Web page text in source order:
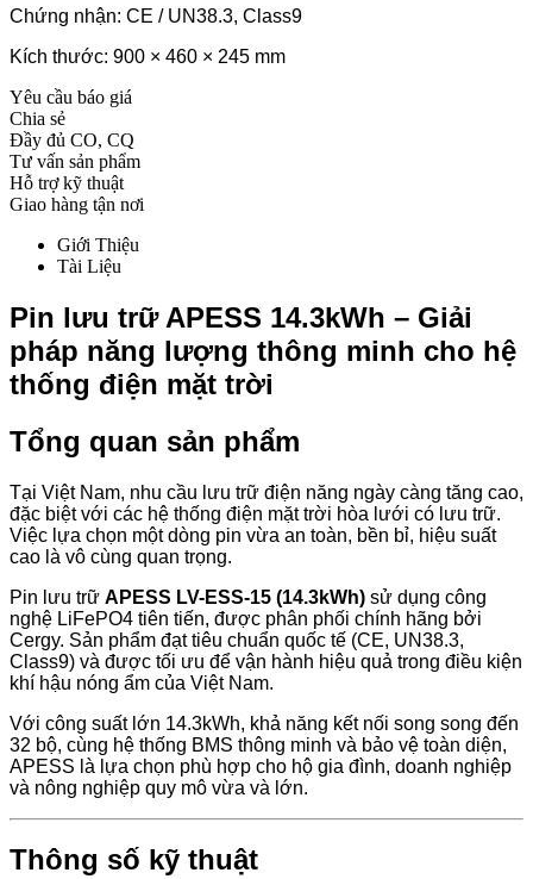
Chứng nhận: CE / UN38.3, Class9
Kích thước: 900 × 460 × 245 mm
Yêu cầu báo giá
Chia sẻ
Đầy đủ CO, CQ
Tư vấn sản phẩm
Hỗ trợ kỹ thuật
Giao hàng tận nơi
Giới Thiệu
Tài Liệu
Pin lưu trữ APESS 14.3kWh – Giải
pháp năng lượng thông minh cho hệ
thống điện mặt trời
Tổng quan sản phẩm
Tại Việt Nam, nhu cầu lưu trữ điện năng ngày càng tăng cao,
đặc biệt với các hệ thống điện mặt trời hòa lưới có lưu trữ.
Việc lựa chọn một dòng pin vừa an toàn, bền bỉ, hiệu suất
cao là vô cùng quan trọng.
Pin lưu trữ APESS LV-ESS-15 (14.3kWh) sử dụng công
nghệ LiFePO4 tiên tiến, được phân phối chính hãng bởi
Cergy. Sản phẩm đạt tiêu chuẩn quốc tế (CE, UN38.3,
Class9) và được tối ưu để vận hành hiệu quả trong điều kiện
khí hậu nóng ẩm của Việt Nam.
Với công suất lớn 14.3kWh, khả năng kết nối song song đến
32 bộ, cùng hệ thống BMS thông minh và bảo vệ toàn diện,
APESS là lựa chọn phù hợp cho hộ gia đình, doanh nghiệp
và nông nghiệp quy mô vừa và lớn.
Thông số kỹ thuật